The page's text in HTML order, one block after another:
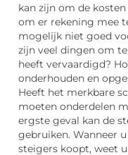
kan zijn om de
om er rekening mee
mogelijk niet goed
zijn veel dingen om
heeft vervaardigd?
onderhouden en
Heeft het merkbare
moeten onderdelen
ergste geval kan de
gebruiken. Wanneer
steigers koopt, weet